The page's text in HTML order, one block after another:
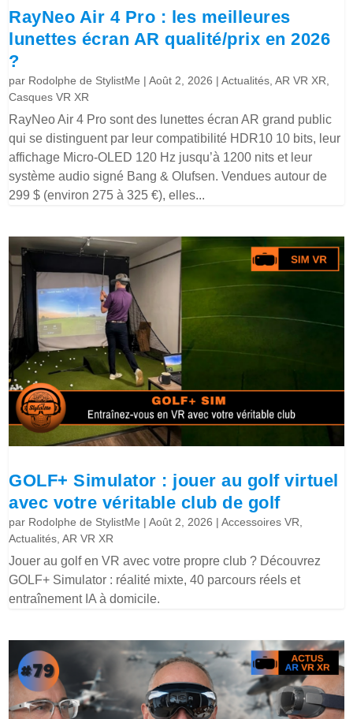
RayNeo Air 4 Pro : les meilleures
lunettes écran AR qualité/prix en 2026
?
par Rodolphe de StylistMe |Août 2, 2026 |Actualités ,AR VR XR
Casques VR XR
RayNeo Air 4 Pro sont des lunettes écran AR grand public
qui se distinguent par leur compatibilité HDR10 10 bits, leur
affichage Micro-OLED 120 Hz jusqu’à 1200 nits et leur
système audio signé Bang & Olufsen. Vendues autour de
299 $ (environ 275 à 325 €), elles...
GOLF+ Simulator : jouer au golf virtuel
avec votre véritable club de golf
par Rodolphe de StylistMe |Août 2, 2026 |Accessoires VR
Actualités ,AR VR XR
Jouer au golf en VR avec votre propre club ? Découvrez
GOLF+ Simulator : réalité mixte, 40 parcours réels et
entraînement IA à domicile.